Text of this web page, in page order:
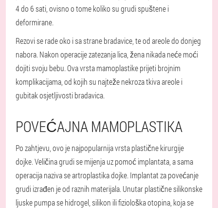
4 do 6 sati, ovisno o tome koliko su grudi spuštene i
deformirane.
Rezovi se rade oko i sa strane bradavice, te od areole do donjeg
nabora. Nakon operacije zatezanja lica, žena nikada neće moći
dojiti svoju bebu. Ova vrsta mamoplastike prijeti brojnim
komplikacijama, od kojih su najteže nekroza tkiva areole i
gubitak osjetljivosti bradavica.
POVEĆAJNA MAMOPLASTIKA
Po zahtjevu, ovo je najpopularnija vrsta plastične kirurgije
dojke. Veličina grudi se mijenja uz pomoć implantata, a sama
operacija naziva se artroplastika dojke. Implantat za povećanje
grudi izrađen je od raznih materijala. Unutar plastične silikonske
ljuske pumpa se hidrogel, silikon ili fiziološka otopina, koja se